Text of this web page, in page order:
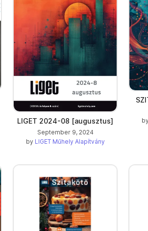
LIGET 2024-08 [augusztus]
September 9, 2024
by LIGET Műhely Alapítvány
by